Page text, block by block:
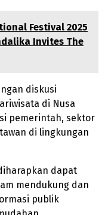
Festival 2025
Invites The
diskusi
di Nusa
pemerintah, sektor
di lingkungan
dapat
mendukung dan
publik